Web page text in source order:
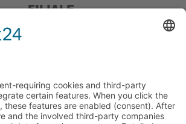
FILIALE
Pieper Grillshop-24/Golf
Sandstraße 14-18
Pieper Zelt/Boot/Camping
Rockwoolstr. 35
45966 Gladbeck